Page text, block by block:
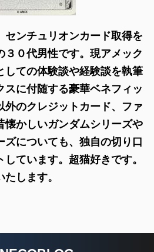
センチュリオンカード取得を
３０代男性です。現アメック
しての体験談や経験談を執筆
スに付随する豪華ベネフィッ
外のクレジットカード、ファ
懐かしいガンダムシリーズや
ズについても、独自の切り口
ています。超猫好きです。
します。